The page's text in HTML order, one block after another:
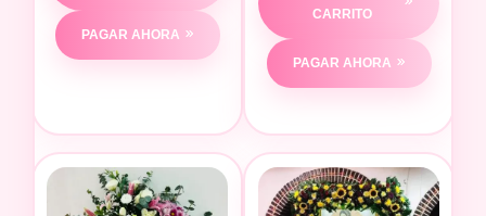
PAGAR AHORA
CARRITO
PAGAR AHORA